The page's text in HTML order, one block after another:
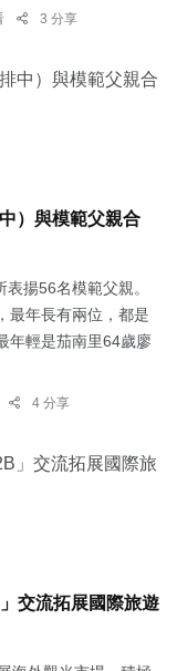
3 分享
）與模範父親合
揚56名模範父親。
最年長有兩位，都是
年輕是茄南里64歲廖
4 分享
交流拓展國際旅遊